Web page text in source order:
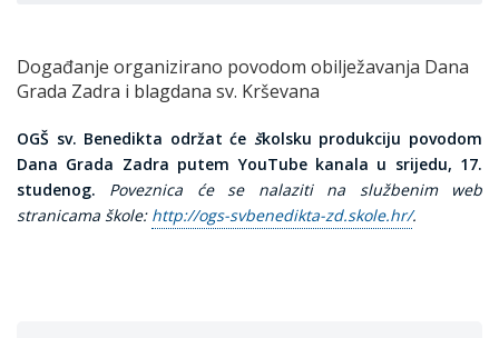
Događanje organizirano povodom obilježavanja Dana
Grada Zadra i blagdana sv. Krševana
OGŠ sv. Benedikta održat će školsku produkciju povodom
Dana Grada Zadra putem YouTube kanala u srijedu, 17.
studenog. Poveznica će se nalaziti na službenim web
stranicama škole: http://ogs-svbenedikta-zd.skole.hr/.